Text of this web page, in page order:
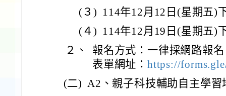
(３) 114年12月12日(星期五)
(４) 114年12月19日(星期五)
２、
報名方式：一律採網路報
表單網址： https://
(二) A2、親子科技輔助自主學習